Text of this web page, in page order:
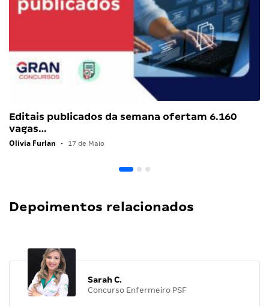
Editais publicados da semana ofertam 6.160
vagas…
Olivia Furlan • 17 de Maio
Depoimentos relacionados
Sarah C.
Concurso Enfermeiro PSF